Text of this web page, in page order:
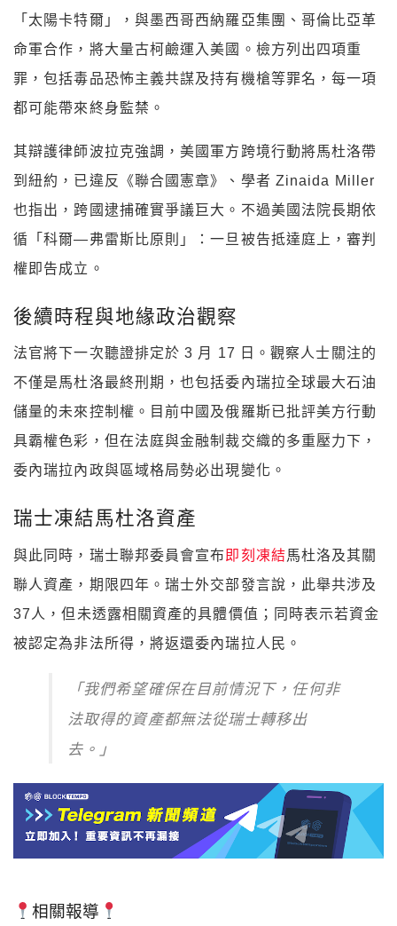
「太陽卡特爾」，與墨西哥西納羅亞集團、哥倫比亞革
命軍合作，將大量古柯鹼運入美國。檢方列出四項重
罪，包括毒品恐怖主義共謀及持有機槍等罪名，每一項
都可能帶來終身監禁。
其辯護律師波拉克強調，美國軍方跨境行動將馬杜洛帶
到紐約，已違反《聯合國憲章》、學者 Zinaida Miller
也指出，跨國逮捕確實爭議巨大。不過美國法院長期依
循「科爾—弗雷斯比原則」：一旦被告抵達庭上，審判
權即告成立。
後續時程與地緣政治觀察
法官將下一次聽證排定於 3 月 17 日。觀察人士關注的
不僅是馬杜洛最終刑期，也包括委內瑞拉全球最大石油
儲量的未來控制權。目前中國及俄羅斯已批評美方行動
具霸權色彩，但在法庭與金融制裁交織的多重壓力下，
委內瑞拉內政與區域格局勢必出現變化。
瑞士凍結馬杜洛資產
與此同時，瑞士聯邦委員會宣布 即刻凍結馬杜洛及其關
聯人資產，期限四年。瑞士外交部發言說，此舉共涉及
37人，但未透露相關資產的具體價值；同時表示若資金
被認定為非法所得，將返還委內瑞拉人民。
「我們希望確保在目前情況下，任何非
法取得的資產都無法從瑞士轉移出
去。」
相關報導